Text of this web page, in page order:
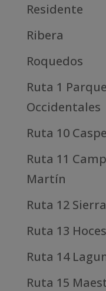
Residente
Ribera
Roquedos
Ruta 1
Occidentales
Ruta 10
Ruta 11
Martín
Ruta 12
Ruta 13
Ruta 14
Ruta 15